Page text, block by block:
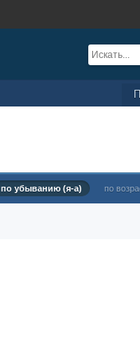
по убыванию (я-а) по